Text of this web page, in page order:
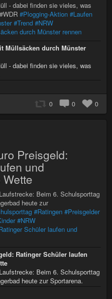
- dabei finden sie vieles, was
#Plogging-Aktion #Laufen
#Trend #NRW
durch Münster rennen
Müllsäcken durch Münster
- dabei finden sie vieles, was
0 0 0
Preisgeld:
und
Beim 6. Schulsporttag
heute zur
#Ratingen #Preisgelder
#NRW
Schüler laufen und
Ratinger Schüler laufen
Beim 6. Schulsporttag
heute zur Sportarena.